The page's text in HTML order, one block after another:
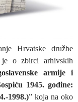
Hrvatske družbe
je o zbirci arhivskih
armije i
1945. godine:
1998.)” koja na oko